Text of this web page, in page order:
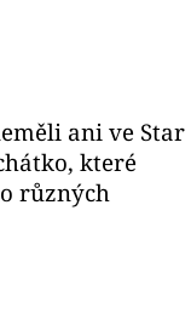
ani ve Star
které
různých